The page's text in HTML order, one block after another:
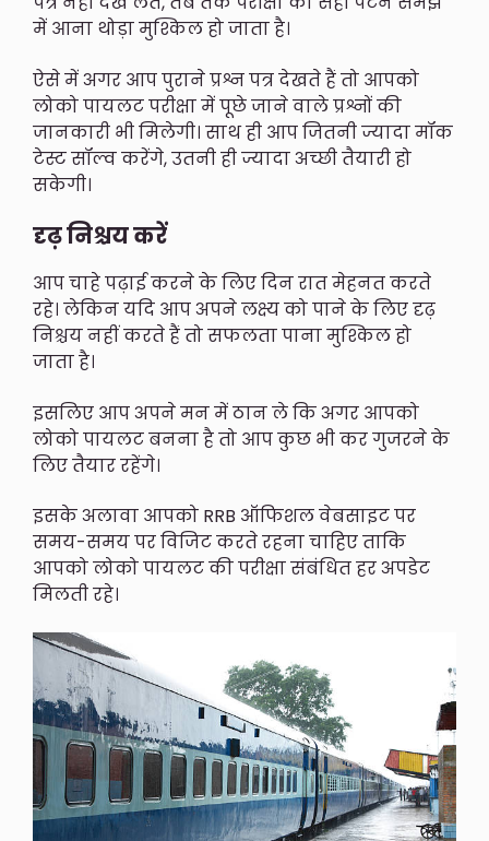
में आना थोड़ा मुश्किल हो जाता है।
ऐसे में अगर आप पुराने प्रश्न पत्र देखते हैं तो आपको
लोको पायलट परीक्षा में पूछे जाने वाले प्रश्नों की
जानकारी भी मिलेगी। साथ ही आप जितनी ज्यादा मॉक
टेस्ट सॉल्व करेंगे, उतनी ही ज्यादा अच्छी तैयारी हो
सकेगी।
दृढ़ निश्चय करें
आप चाहे पढ़ाई करने के लिए दिन रात मेहनत करते
रहे। लेकिन यदि आप अपने लक्ष्य को पाने के लिए दृढ़
निश्चय नहीं करते हैं तो सफलता पाना मुश्किल हो
जाता है।
इसलिए आप अपने मन में ठान ले कि अगर आपको
लोको पायलट बनना है तो आप कुछ भी कर गुजरने के
लिए तैयार रहेंगे।
इसके अलावा आपको RRB ऑफिशल वेबसाइट पर
समय-समय पर विजिट करते रहना चाहिए ताकि
आपको लोको पायलट की परीक्षा संबंधित हर अपडेट
मिलती रहे।